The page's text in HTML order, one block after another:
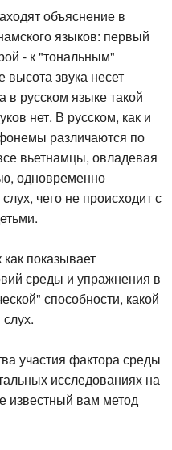
объяснение в
языков: первый
- к "тональным"
звука несет
русском языке такой
нет. В русском, как и
различаются по
вьетнамцы, овладевая
одновременно
чего не происходит с
показывает
среды и упражнения в
способности, какой
участия фактора среды
исследованиях на
известный вам метод